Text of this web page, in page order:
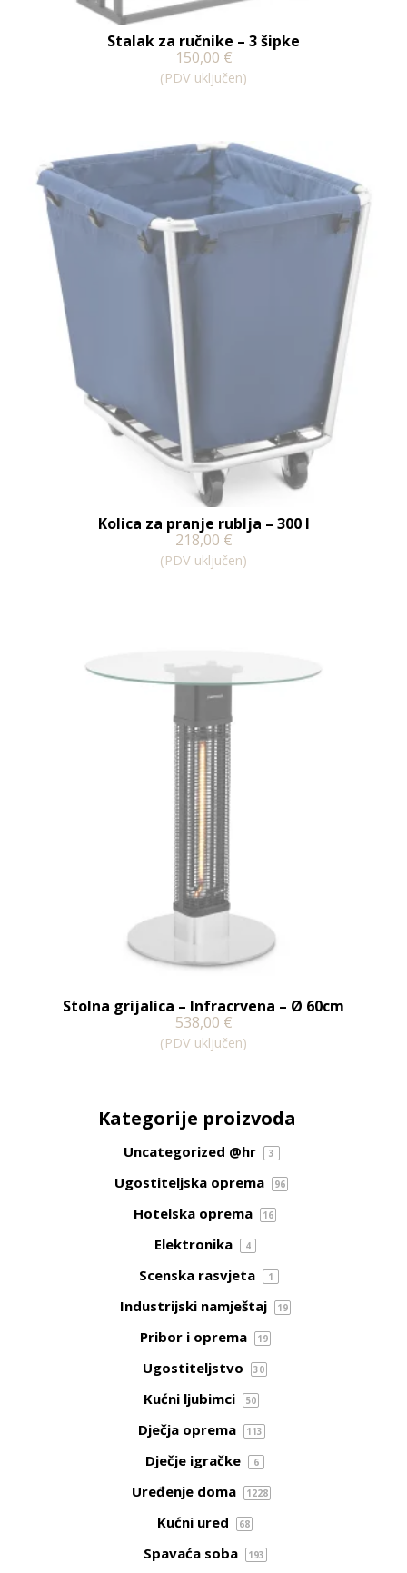
Stalak za ručnike – 3 šipke
150,00 €
(PDV uključen)
Kolica za pranje rublja – 300 l
218,00 €
(PDV uključen)
Stolna grijalica – Infracrvena – Ø 60cm
538,00 €
(PDV uključen)
Kategorije proizvoda
Uncategorized @hr 3
Ugostiteljska oprema 96
Hotelska oprema 16
Elektronika 4
Scenska rasvjeta 1
Industrijski namještaj 19
Pribor i oprema 19
Ugostiteljstvo 30
Kućni ljubimci 50
Dječja oprema 113
Dječje igračke 6
Uređenje doma 1228
Kućni ured 68
Spavaća soba 193